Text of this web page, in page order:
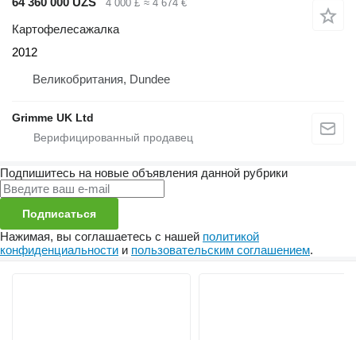
4 000 £ ≈ 4 674 €
Картофелесажалка
2012
Великобритания, Dundee
Grimme UK Ltd
Подпишитесь на новые объявления данной рубрики
Подписаться
Нажимая, вы соглашаетесь с нашей политикой
конфиденциальности и пользовательским соглашением.